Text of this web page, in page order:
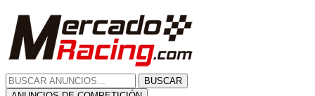
BUSCAR
ANUNCIOS DE COMPETICIÓN